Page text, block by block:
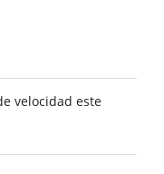
velocidad este